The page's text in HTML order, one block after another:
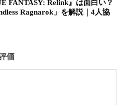
FANTASY: Relink』は面白い？
Ragnarok」を解説｜4人協
価